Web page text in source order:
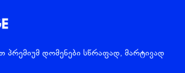
პრემიუმ დომენები სწრაფად, მარტივად